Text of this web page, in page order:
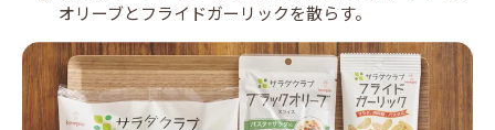
オリーブとフライドガーリックを散らす。